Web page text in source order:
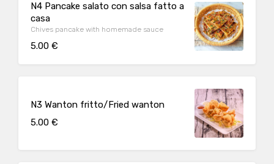
N4 Pancake salato con salsa fatto a
casa
Chives pancake with homemade sauce
5.00 €
N3 Wanton fritto/Fried wanton
5.00 €